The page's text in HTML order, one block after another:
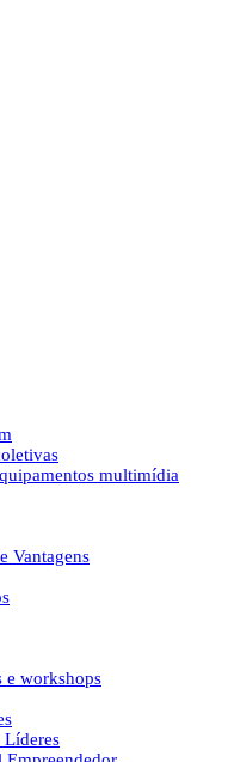
multimídia
Vantagens
e workshops
Líderes